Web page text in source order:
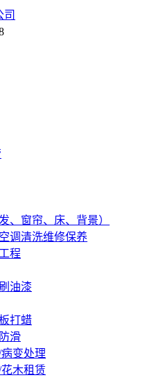
、窗帘、床、背景）
调清洗维修保养
程
油漆
打蜡
滑
变处理
木租赁